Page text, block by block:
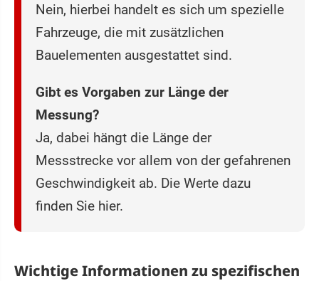
Nein, hierbei handelt es sich um spezielle
Fahrzeuge, die mit zusätzlichen
Bauelementen ausgestattet sind.
Gibt es Vorgaben zur Länge der
Messung?
Ja, dabei hängt die Länge der
Messstrecke vor allem von der gefahrenen
Geschwindigkeit ab. Die Werte dazu
finden Sie hier.
Wichtige Informationen zu spezifischen